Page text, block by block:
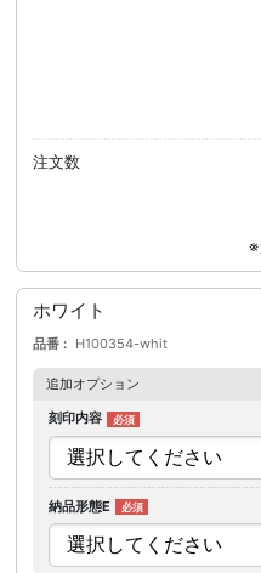
注文数
ホワイト
品番 H100354-whit
追加オプション
刻印内容
納品形態E